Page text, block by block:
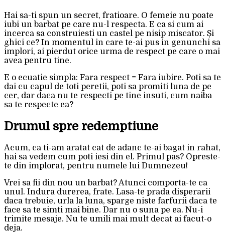
Hai sa-ti spun un secret, fratioare. O femeie nu poate
iubi un barbat pe care nu-l respecta. E ca si cum ai
incerca sa construiesti un castel pe nisip miscator. Și
ghici ce? In momentul in care te-ai pus in genunchi sa
implori, ai pierdut orice urma de respect pe care o mai
avea pentru tine.
E o ecuatie simpla: Fara respect = Fara iubire. Poti sa te
dai cu capul de toti peretii, poti sa promiti luna de pe
cer, dar daca nu te respecti pe tine insuti, cum naiba
sa te respecte ea?
Drumul spre redemptiune
Acum, ca ti-am aratat cat de adanc te-ai bagat in rahat,
hai sa vedem cum poti iesi din el. Primul pas? Opreste-
te din implorat, pentru numele lui Dumnezeu!
Vrei sa fii din nou un barbat? Atunci comporta-te ca
unul. Indura durerea, frate. Lasa-te prada disperarii
daca trebuie, urla la luna, sparge niste farfurii daca te
face sa te simti mai bine. Dar nu o suna pe ea. Nu-i
trimite mesaje. Nu te umili mai mult decat ai facut-o
deja.